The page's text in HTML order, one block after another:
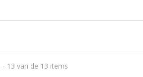
13 van de 13 items